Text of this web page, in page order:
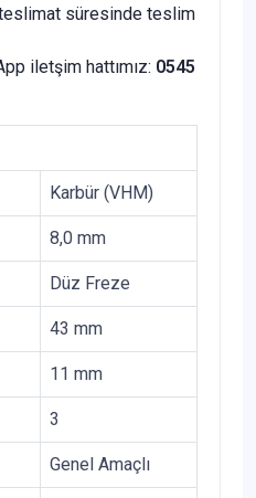
süresinde teslim
iletşim hattımız: 0545
Karbür (VHM)
8,0 mm
Düz Freze
43 mm
11 mm
3
Genel Amaçlı